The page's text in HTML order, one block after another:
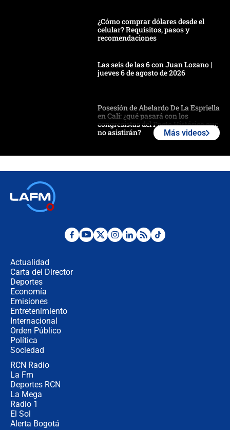
¿Cómo comprar dólares desde el
celular? Requisitos, pasos y
recomendaciones
Las seis de las 6 con Juan Lozano |
jueves 6 de agosto de 2026
Posesión de Abelardo De La Espriella
en Cali: ¿qué pasará con los
congresistas del Pacto Histórico que
no asistirán?
¿Por qué De la Espriella gobernará
Más videos
Actualidad
Carta del Director
Deportes
Economía
Emisiones
Entretenimiento
Internacional
Orden Público
Política
Sociedad
RCN Radio
La Fm
Deportes RCN
La Mega
Radio 1
El Sol
Alerta Bogotá